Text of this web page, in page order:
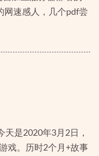
网速感人，几个pdf尝
天是2020年3月2日，
戏。历时2个月+故事